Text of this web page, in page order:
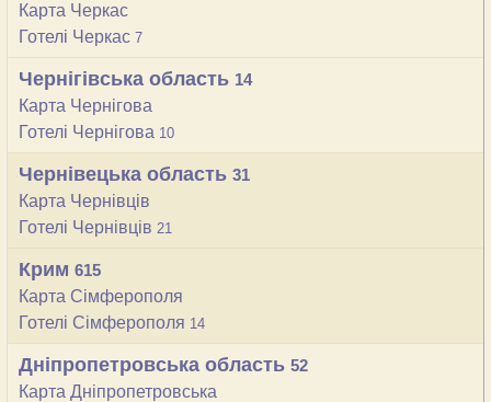
Карта Черкас
Готелі Черкас 7
Чернігівська область 14
Карта Чернігова
Готелі Чернігова 10
Чернівецька область 31
Карта Чернівців
Готелі Чернівців 21
Крим 615
Карта Сімферополя
Готелі Сімферополя 14
Дніпропетровська область 52
Карта Дніпропетровська